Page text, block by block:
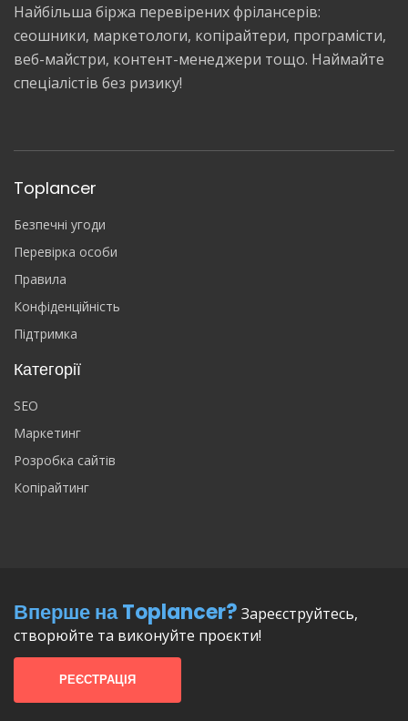
Найбільша біржа перевірених фрілансерів:
сеошники, маркетологи, копірайтери, програмісти,
веб-майстри, контент-менеджери тощо. Наймайте
спеціалістів без ризику!
Toplancer
Безпечні угоди
Перевірка особи
Правила
Конфіденційність
Підтримка
Категорії
SEO
Маркетинг
Розробка сайтів
Копірайтинг
Вперше на Toplancer? Зареєструйтесь,
створюйте та виконуйте проєкти!
РЕЄСТРАЦІЯ